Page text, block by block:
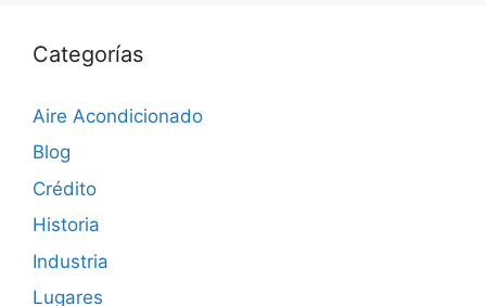
Categorías
Aire Acondicionado
Blog
Crédito
Historia
Industria
Lugares